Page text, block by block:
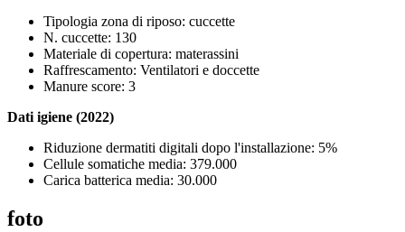
Tipologia zona di riposo: cuccette
N. cuccette: 130
Materiale di copertura: materassini
Raffrescamento: Ventilatori e doccette
Manure score: 3
Dati igiene (2022)
Riduzione dermatiti digitali dopo l'installazione: 5%
Cellule somatiche media: 379.000
Carica batterica media: 30.000
foto